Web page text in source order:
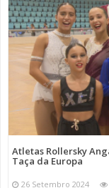
Atletas Rollersky
Taça da Europa
26 Setembro 2024